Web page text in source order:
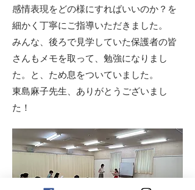
感情表現をどの様にすればいいのか？を
細かく丁寧にご指導いただきました。
みんな、後ろで見学していた保護者の皆
さんもメモを取って、勉強になりまし
た。と、ため息をついていました。
東島麻子先生、ありがとうございまし
た！